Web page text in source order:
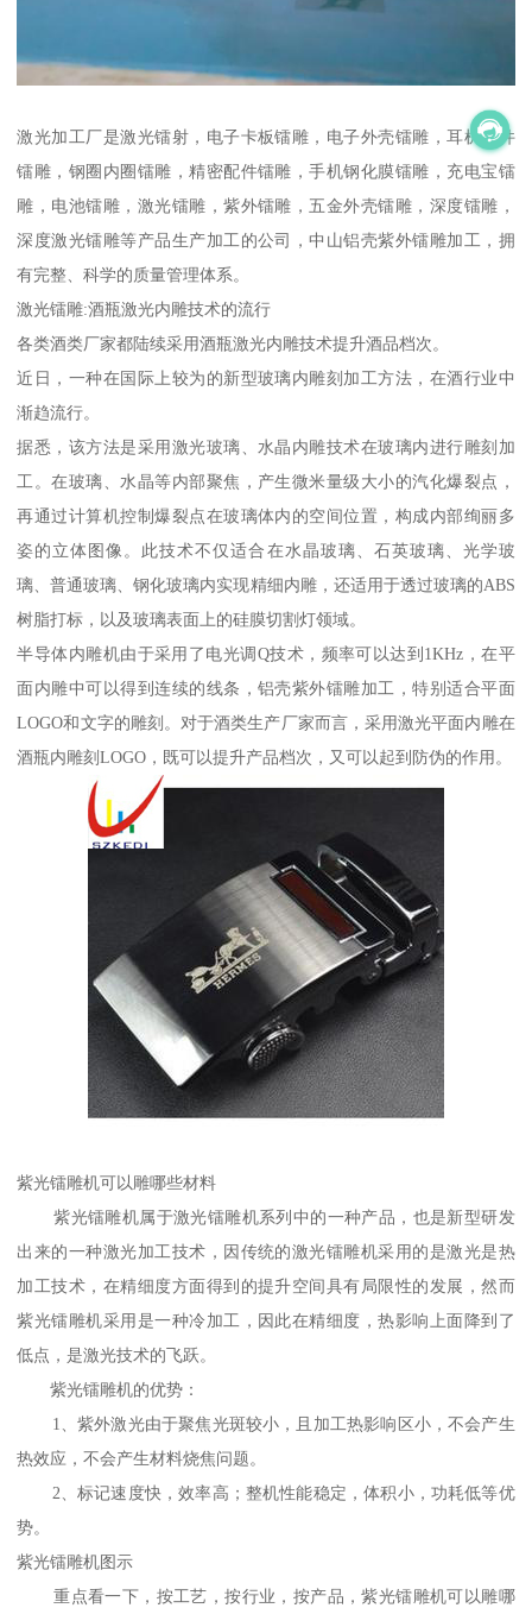
激光加工厂是激光镭射，电子卡板镭雕，电子外壳镭雕，耳机配件
镭雕，钢圈内圈镭雕，精密配件镭雕，手机钢化膜镭雕，充电宝镭
雕，电池镭雕，激光镭雕，紫外镭雕，五金外壳镭雕，深度镭雕，
深度激光镭雕等产品生产加工的公司，中山铝壳紫外镭雕加工，拥
有完整、科学的质量管理体系。
激光镭雕:酒瓶激光内雕技术的流行
各类酒类厂家都陆续采用酒瓶激光内雕技术提升酒品档次。
近日，一种在国际上较为的新型玻璃内雕刻加工方法，在酒行业中
渐趋流行。
据悉，该方法是采用激光玻璃、水晶内雕技术在玻璃内进行雕刻加
工。在玻璃、水晶等内部聚焦，产生微米量级大小的汽化爆裂点，
再通过计算机控制爆裂点在玻璃体内的空间位置，构成内部绚丽多
姿的立体图像。此技术不仅适合在水晶玻璃、石英玻璃、光学玻
璃、普通玻璃、钢化玻璃内实现精细内雕，还适用于透过玻璃的ABS
树脂打标，以及玻璃表面上的硅膜切割灯领域。
半导体内雕机由于采用了电光调Q技术，频率可以达到1KHz，在平
面内雕中可以得到连续的线条，铝壳紫外镭雕加工，特别适合平面
LOGO和文字的雕刻。对于酒类生产厂家而言，采用激光平面内雕在
酒瓶内雕刻LOGO，既可以提升产品档次，又可以起到防伪的作用。
紫光镭雕机可以雕哪些材料
紫光镭雕机属于激光镭雕机系列中的一种产品，也是新型研发
出来的一种激光加工技术，因传统的激光镭雕机采用的是激光是热
加工技术，在精细度方面得到的提升空间具有局限性的发展，然而
紫光镭雕机采用是一种冷加工，因此在精细度，热影响上面降到了
低点，是激光技术的飞跃。
紫光镭雕机的优势：
1、紫外激光由于聚焦光斑较小，且加工热影响区小，不会产生
热效应，不会产生材料烧焦问题。
2、标记速度快，效率高；整机性能稳定，体积小，功耗低等优
势。
紫光镭雕机图示
重点看一下，按工艺，按行业，按产品，紫光镭雕机可以雕哪